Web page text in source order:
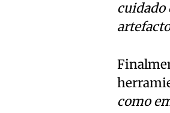
cuidado
como